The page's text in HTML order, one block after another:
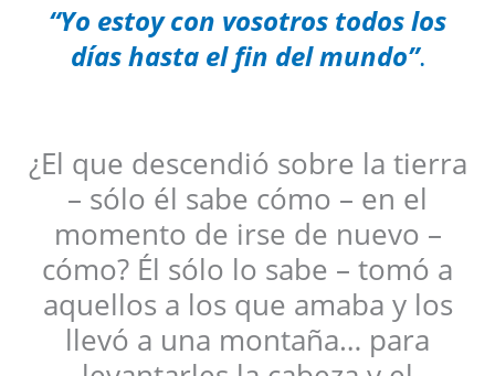
“Yo estoy con vosotros todos los
días hasta el fin del mundo”.
¿El que descendió sobre la tierra
– sólo él sabe cómo – en el
momento de irse de nuevo –
cómo? Él sólo lo sabe – tomó a
aquellos a los que amaba y los
llevó a una montaña… para